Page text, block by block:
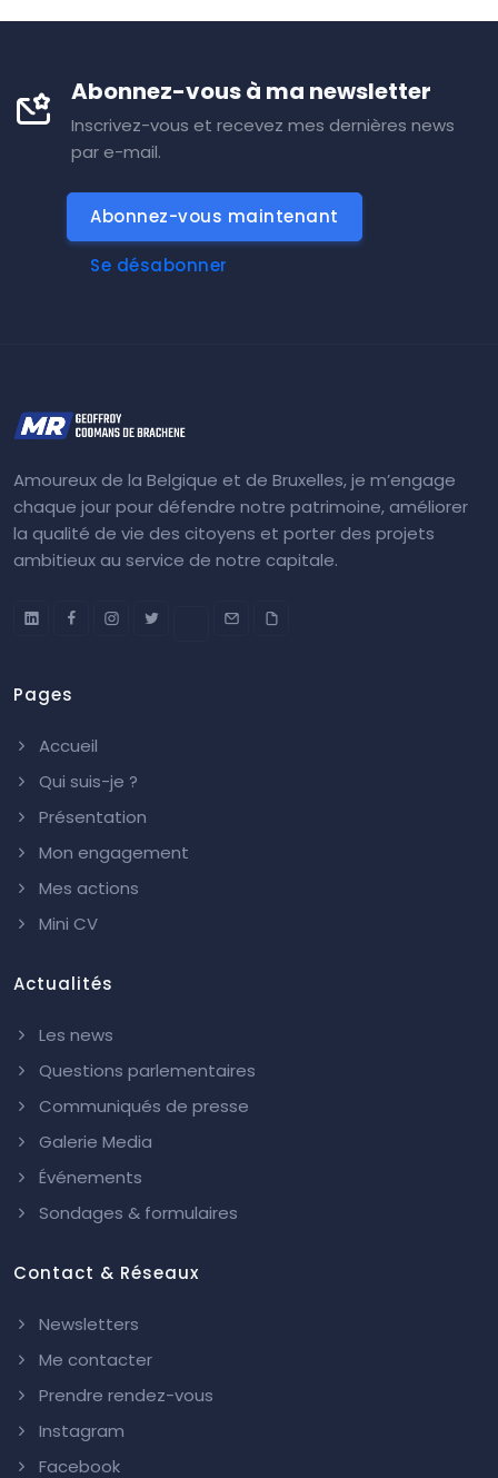
Abonnez-vous à ma newsletter
Inscrivez-vous et recevez mes dernières news
par e-mail.
Abonnez-vous maintenant
Se désabonner
Amoureux de la Belgique et de Bruxelles, je m’engage
chaque jour pour défendre notre patrimoine, améliorer
la qualité de vie des citoyens et porter des projets
ambitieux au service de notre capitale.
Pages
Accueil
Qui suis-je ?
Présentation
Mon engagement
Mes actions
Mini CV
Actualités
Les news
Questions parlementaires
Communiqués de presse
Galerie Media
Événements
Sondages & formulaires
Contact & Réseaux
Newsletters
Me contacter
Prendre rendez-vous
Instagram
Facebook